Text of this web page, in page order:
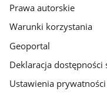
Prawa autorskie
Warunki korzystania
Geoportal
Deklaracja dostępności
Ustawienia prywatności